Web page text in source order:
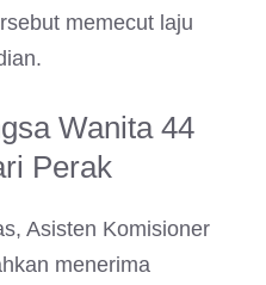
memecut laju
Wanita 44
Perak
Asisten Komisioner
menerima